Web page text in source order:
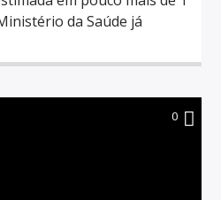
da Saúde já
0